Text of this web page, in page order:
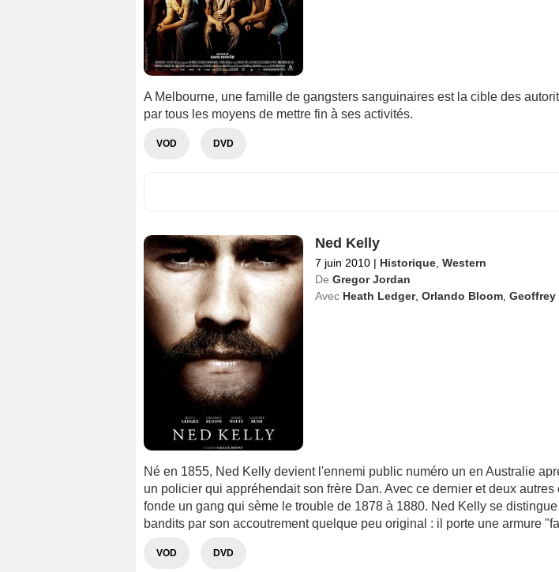
A Melbourne, une famille de gangsters sanguinaires est la cible des
par tous les moyens de mettre fin à ses activités.
VOD DVD
Ned Kelly
7 juin 2010 | Historique, Western
De Gregor Jordan
Avec Heath Ledger, Orlando Bloom, Geoffrey
Né en 1855, Ned Kelly devient l'ennemi public numéro un en Australie
un policier qui appréhendait son frère Dan. Avec ce dernier et deux autres
fonde un gang qui sème le trouble de 1878 à 1880. Ned Kelly se
bandits par son accoutrement quelque peu original : il porte une armure
VOD DVD